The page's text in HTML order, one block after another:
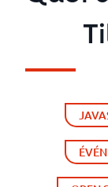
Cloud
et